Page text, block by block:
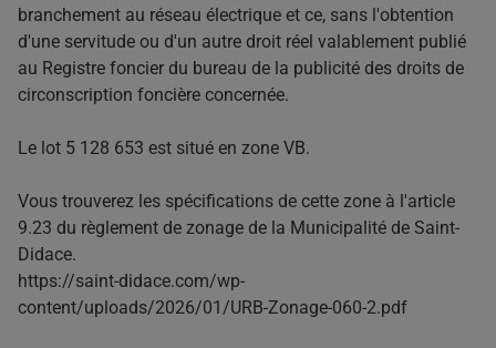
branchement au réseau électrique et ce, sans l'obtention
d'une servitude ou d'un autre droit réel valablement publié
au Registre foncier du bureau de la publicité des droits de
circonscription foncière concernée.
Le lot 5 128 653 est situé en zone VB.
Vous trouverez les spécifications de cette zone à l'article
9.23 du règlement de zonage de la Municipalité de Saint-
Didace.
https://saint-didace.com/wp-
content/uploads/2026/01/URB-Zonage-060-2.pdf